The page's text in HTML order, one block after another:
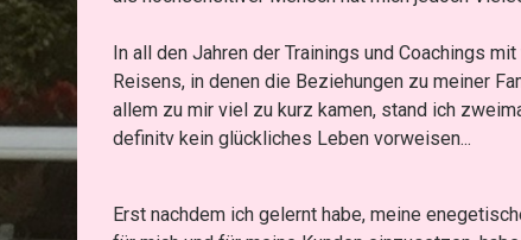
In all den Jahren der Trainings und Coachings
Reisens, in denen die Beziehungen zu meiner
allem zu mir viel zu kurz kamen, stand ich
definitv kein glückliches Leben vorweisen...
Erst nachdem ich gelernt habe, meine